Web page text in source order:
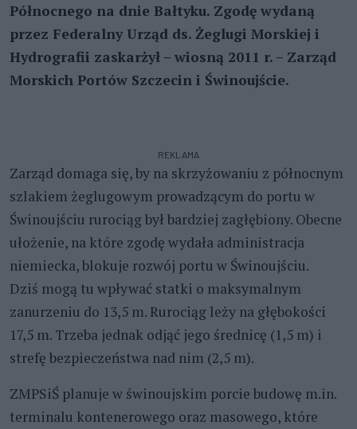
Północnego na dnie Bałtyku. Zgodę wydaną
przez Federalny Urząd ds. Żeglugi Morskiej i
Hydrografii zaskarżył – wiosną 2011 r. – Zarząd
Morskich Portów Szczecin i Świnoujście.
REKLAMA
Zarząd domaga się, by na skrzyżowaniu z północnym
szlakiem żeglugowym prowadzącym do portu w
Świnoujściu rurociąg był bardziej zagłębiony. Obecne
ułożenie, na które zgodę wydała administracja
niemiecka, blokuje rozwój portu w Świnoujściu.
Dziś mogą tu wpływać statki o maksymalnym
zanurzeniu do 13,5 m. Rurociąg leży na głębokości
17,5 m. Trzeba jednak odjąć jego średnicę (1,5 m) i
strefę bezpieczeństwa nad nim (2,5 m).
ZMPSiŚ planuje w świnoujskim porcie budowę m.in.
terminalu kontenerowego oraz masowego, które